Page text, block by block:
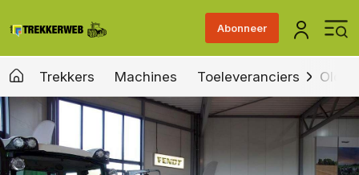
Abonneer
Trekkers Machines Toeleveranciers Old &